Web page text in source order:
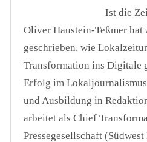
Ist die
Oliver Haustein-Teßmer hat
geschrieben, wie
Transformation ins
Erfolg im
und Ausbildung in
arbeitet als Chief
Pressegesellschaft